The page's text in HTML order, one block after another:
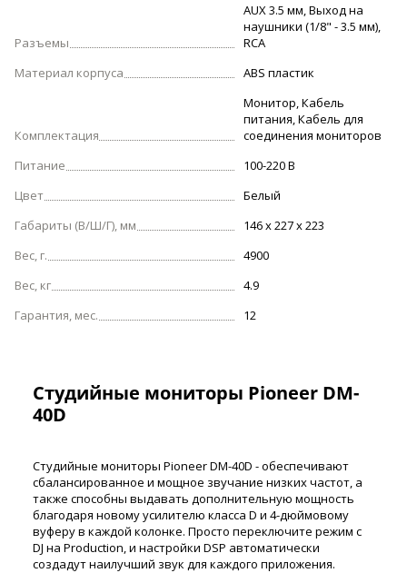
Разъемы
AUX 3.5 мм, Выход на
наушники (1/8" - 3.5 мм),
RCA
Материал корпуса
ABS пластик
Комплектация
Монитор, Кабель
питания, Кабель для
соединения мониторов
Питание
100-220 В
Цвет
Белый
Габариты (В/Ш/Г), мм
146 x 227 x 223
Вес, г.
4900
Вес, кг
4.9
Гарантия, мес.
12
Студийные мониторы Pioneer DM-
40D
Студийные мониторы Pioneer DM-40D - обеспечивают
сбалансированное и мощное звучание низких частот, а
также способны выдавать дополнительную мощность
благодаря новому усилителю класса D и 4-дюймовому
вуферу в каждой колонке. Просто переключите режим с
DJ на Production, и настройки DSP автоматически
создадут наилучший звук для каждого приложения.